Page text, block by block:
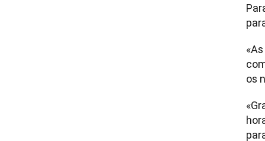
os